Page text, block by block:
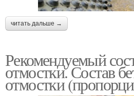
читать дальше →
Рекомендуемый
отмостки. Состав
отмостки